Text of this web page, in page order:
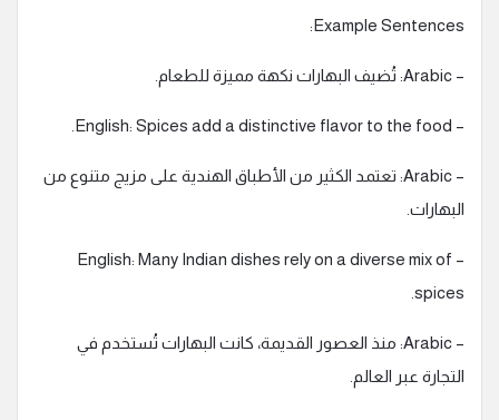
Example Sentences:
– Arabic: تُضيف البهارات نكهة مميزة للطعام.
– English: Spices add a distinctive flavor to the food.
– Arabic: تعتمد الكثير من الأطباق الهندية على مزيج متنوع من
البهارات.
– English: Many Indian dishes rely on a diverse mix of
spices.
– Arabic: منذ العصور القديمة، كانت البهارات تُستخدم في
التجارة عبر العالم.